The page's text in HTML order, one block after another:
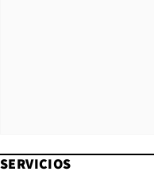
SERVICIOS